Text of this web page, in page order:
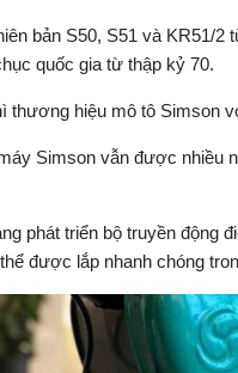
bản S50, S51 và KR51/
quốc gia từ thập kỷ 70.
thương hiệu mô tô Simson
Simson vẫn được
phát triển bộ truyền động
được lắp nhanh chóng